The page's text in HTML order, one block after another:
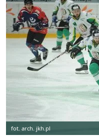
fot. arch. jkh.pl